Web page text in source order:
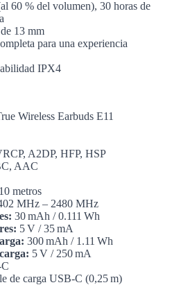
60 % del volumen), 30 horas de
13 mm
para una experiencia
IPX4
Wireless Earbuds E11
A2DP, HFP, HSP
AAC
metros
MHz – 2480 MHz
30 mAh / 0.111 Wh
5 V / 35 mA
300 mAh / 1.11 Wh
5 V / 250 mA
de carga USB-C (0,25 m)